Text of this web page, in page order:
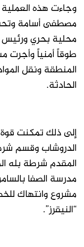
وجاءت هذه
مصطفى أسامة
محلية بحري
طوقاً أمنياً وأجرت
المنطقة ونقل
الحادثة.
إلى ذلك تمكنت
الدروشاب وقسم
المقدم شرطة بله
مدرسة الصفا
مشروع وانتهاك
“النيقرز”.